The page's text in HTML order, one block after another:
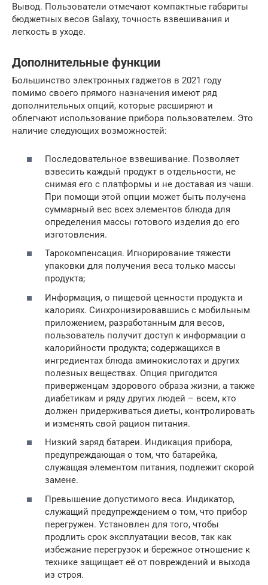
Вывод. Пользователи отмечают компактные габариты
бюджетных весов Galaxy, точность взвешивания и
легкость в уходе.
Дополнительные функции
Большинство электронных гаджетов в 2021 году
помимо своего прямого назначения имеют ряд
дополнительных опций, которые расширяют и
облегчают использование прибора пользователем. Это
наличие следующих возможностей:
Последовательное взвешивание. Позволяет
взвесить каждый продукт в отдельности, не
снимая его с платформы и не доставая из чаши.
При помощи этой опции может быть получена
суммарный вес всех элементов блюда для
определения массы готового изделия до его
изготовления.
Тарокомпенсация. Игнорирование тяжести
упаковки для получения веса только массы
продукта;
Информация, о пищевой ценности продукта и
калориях. Синхронизировавшись с мобильным
приложением, разработанным для весов,
пользователь получит доступ к информации о
калорийности продукта; содержащихся в
ингредиентах блюда аминокислотах и других
полезных веществах. Опция пригодится
приверженцам здорового образа жизни, а также
диабетикам и ряду других людей – всем, кто
должен придерживаться диеты, контролировать
и изменять свой рацион питания.
Низкий заряд батареи. Индикация прибора,
предупреждающая о том, что батарейка,
служащая элементом питания, подлежит скорой
замене.
Превышение допустимого веса. Индикатор,
служащий предупреждением о том, что прибор
перегружен. Установлен для того, чтобы
продлить срок эксплуатации весов, так как
избежание перегрузок и бережное отношение к
технике защищает её от повреждений и выхода
из строя.